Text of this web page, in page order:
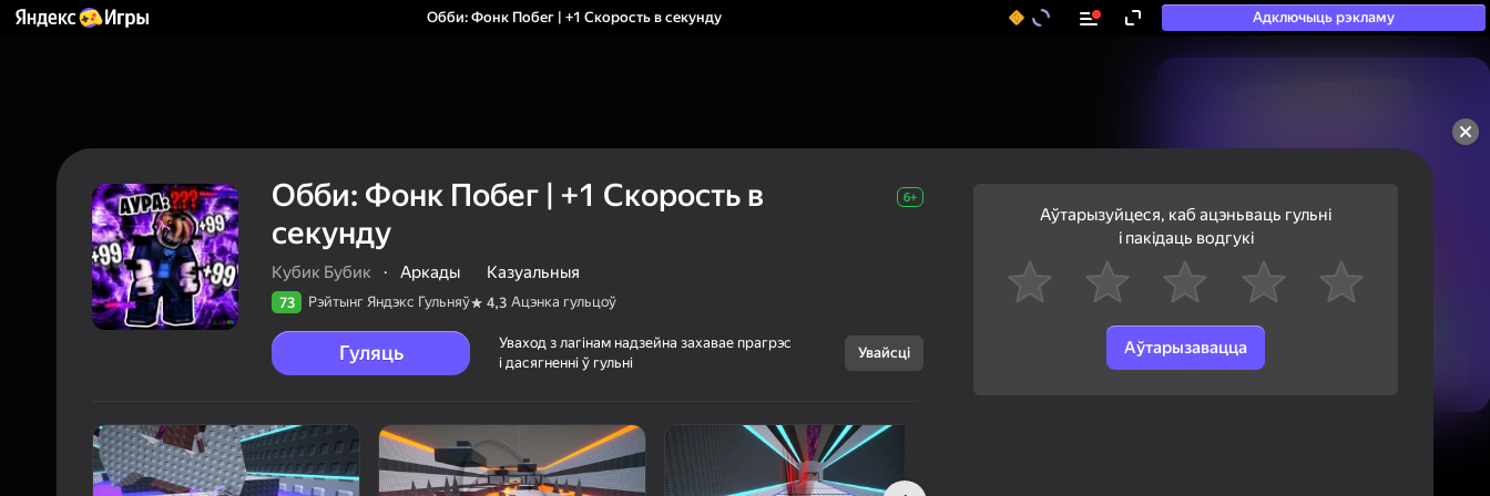
Обби: Фонк Побег | +1 Скорость в секунду Адключыць рэкламу
50+ тап-гульняў, у якія
гуляюць нават тыя, хто
Обби: Фонк
секунду
Кубик Бубик
Аркады
Казуальныя
Обби: Фонк Побег | +1 Скорость в
секунду
6+
Кубик Бубик · Аркады Казуальныя
73 Рэйтынг Яндэкс Гульняў 4,3 Ацэнка гульцоў
Гуляць
Уваход з лагінам надзейна захавае прагрэс
і дасягненні ў гульні
Увайсці
Аўтарызуйцеся, каб ацэньваць гульні
і пакідаць водгукі
Аўтарызавацца